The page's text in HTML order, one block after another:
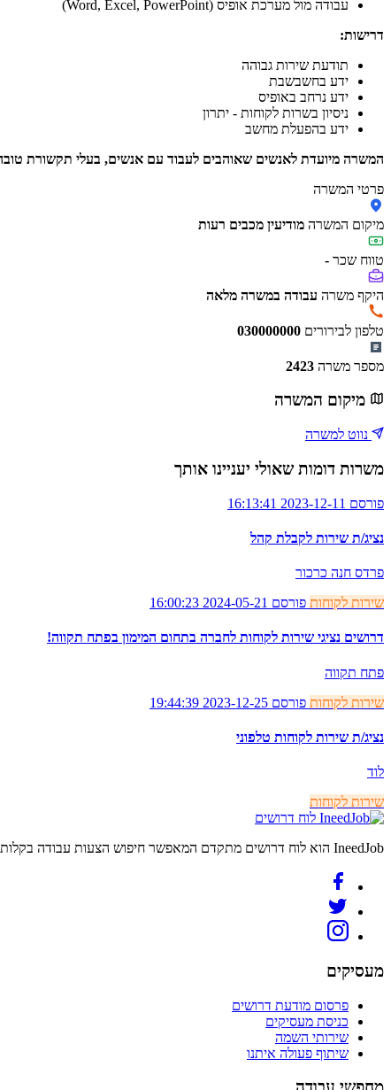
עבודה מול מערכת אופיס (Word, Excel, PowerPoint)
דרישות:
תודעת שירות גבוהה
ידע בחשבשבת
ידע נרחב באופיס
ניסיון בשרות לקוחות - יתרון
ידע בהפעלת מחשב
המשרה מיועדת לאנשים שאוהבים לעבוד עם אנשים, בעלי תקשורת טובה
פרטי המשרה
מיקום המשרה מודיעין מכבים רעות
טווח שכר -
היקף משרה עבודה במשרה מלאה
טלפון לבירורים 030000000
מספר משרה 2423
מיקום המשרה
נווט למשרה
משרות דומות שאולי יעניינו אותך
פורסם 2023-12-11 16:13:41
נציג/ת שירות לקבלת קהל
פרדס חנה כרכור
שירות לקוחות פורסם 2024-05-21 16:00:23
דרושים נציגי שירות לקוחות לחברה בתחום המימון בפתח תקווה!
פתח תקווה
שירות לקוחות פורסם 2023-12-25 19:44:39
נציג/ת שירות לקוחות טלפוני
לוד
שירות לקוחות
לוח דרושים
IneedJob הוא לוח דרושים מתקדם המאפשר חיפוש הצעות עבודה בקלות. מצאו את הקריירה החדשה שלכם היום.
מעסיקים
פרסום מודעת דרושים
כניסת מעסיקים
שירותי השמה
שיתוף פעולה איתנו